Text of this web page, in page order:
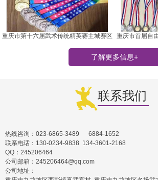
重庆市第十六届武术传统精英赛主城赛区
重庆市首届自
国
了解更多信息+
联系我们
热线咨询：023-6865-3489 6884-1652
联系电话：130-0234-9838 134-3601-2168
QQ：245206464
公司邮箱：245206464@qq.com
公司地址：